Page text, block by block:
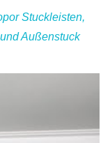
Stuckleisten,
Außenstuck